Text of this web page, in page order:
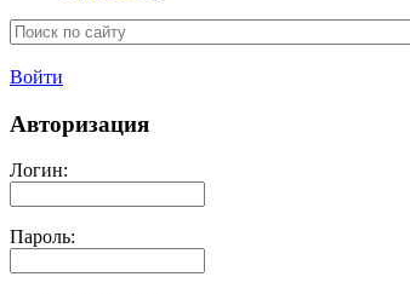
Войти
Авторизация
Логин:
Пароль: